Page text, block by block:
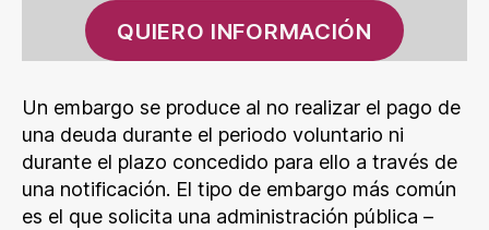
QUIERO INFORMACIÓN
Un embargo se produce al no realizar el pago de
una deuda durante el periodo voluntario ni
durante el plazo concedido para ello a través de
una notificación. El tipo de embargo más común
es el que solicita una administración pública –